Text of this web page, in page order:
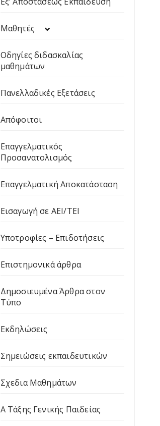
Μαθητές
Οδηγίες διδασκαλίας
μαθημάτων
Πανελλαδικές Εξετάσεις
Απόφοιτοι
Επαγγελματικός
Προσανατολισμός
Επαγγελματική Αποκατάσταση
Εισαγωγή σε ΑΕΙ/ΤΕΙ
Υποτροφίες – Επιδοτήσεις
Επιστημονικά άρθρα
Δημοσιευμένα Άρθρα στον
Τύπο
Εκδηλώσεις
Σημειώσεις εκπαιδευτικών
Σχεδια Μαθημάτων
Α Τάξης Γενικής Παιδείας